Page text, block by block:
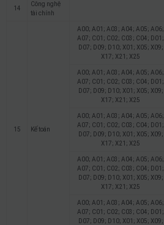
14
Công nghệ
tài chính
15 Kế toán
A00; A01; A03; A04; A05; A06;
A07; C01; C02; C03; C04; D01;
D07; D09; D10; X01; X05; X09;
X17; X21; X25
A00; A01; A03; A04; A05; A06;
A07; C01; C02; C03; C04; D01;
D07; D09; D10; X01; X05; X09;
X17; X21; X25
A00; A01; A03; A04; A05; A06;
A07; C01; C02; C03; C04; D01;
D07; D09; D10; X01; X05; X09;
X17; X21; X25
A00; A01; A03; A04; A05; A06;
A07; C01; C02; C03; C04; D01;
D07; D09; D10; X01; X05; X09;
X17; X21; X25
A00; A01; A03; A04; A05; A06;
A07; C01; C02; C03; C04; D01;
D07; D09; D10; X01; X05; X09;